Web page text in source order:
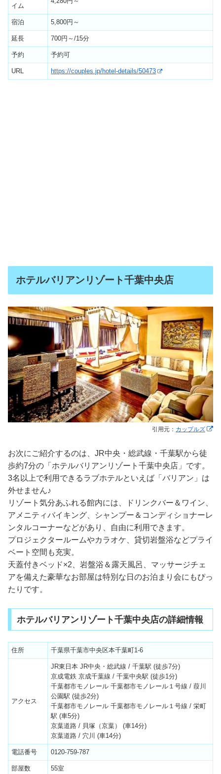
イム
宿泊 5,800円～
延長 700円～/15分
予約 予約可
URL https://couples.jp/hotel-details/50473
ホテルバリアンリゾート千葉中央店
引用元： カップルズ
お次にご紹介するのは、JR中央・総武線・千葉駅から徒
歩約7分の「ホテルバリアンリゾート千葉中央店」です。
3名以上で利用できるラブホテルといえば「バリアン」は
外せません♪
リゾート気分あふれる館内には、ドリンクバー＆ワイン、
アメニティバイキング、シャンプー＆コンディショナーレ
ンタルコーナーなどがあり、自由に利用できます。
プロジェクタールームやカラオケ、貸切岩盤浴などプライ
ベート空間も充実。
天蓋付きベッド×2、岩盤浴＆露天風呂、マッサージチェ
アを備えた豪華なお部屋は特別な日のお泊まり会にもぴっ
たりです。
ホテルバリアンリゾート千葉中央店の詳細情報
住所 千葉県千葉市中央区本千葉町1-6
アクセス
JR東日本 JR中央・総武線 / 千葉駅 (徒歩7分)
京成電鉄 京成千葉線 / 千葉中央駅 (徒歩1分)
千葉都市モノレール 千葉都市モノレール１号線 / 葭川
公園駅 (徒歩2分)
千葉都市モノレール 千葉都市モノレール１号線 / 栄町
駅 (車5分)
京葉道路 / 貝塚（京葉） (車14分)
京葉道路 / 穴川 (車14分)
電話番号 0120-759-787
部屋数 55室